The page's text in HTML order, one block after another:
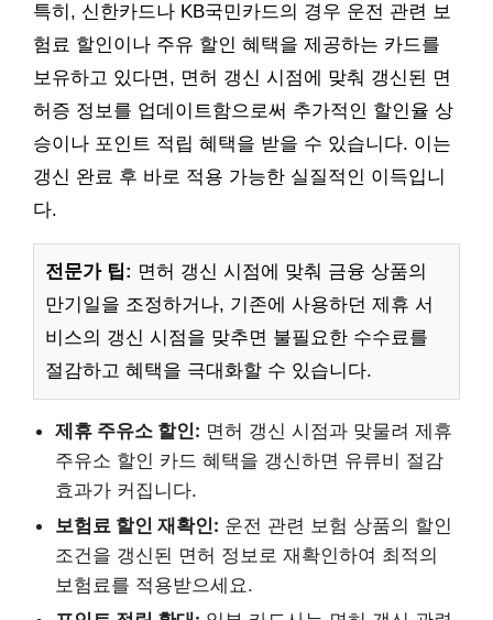
특히, 신한카드나 KB국민카드의 경우 운전 관련 보
험료 할인이나 주유 할인 혜택을 제공하는 카드를
보유하고 있다면, 면허 갱신 시점에 맞춰 갱신된 면
허증 정보를 업데이트함으로써 추가적인 할인율 상
승이나 포인트 적립 혜택을 받을 수 있습니다. 이는
갱신 완료 후 바로 적용 가능한 실질적인 이득입니
다.
전문가 팁: 면허 갱신 시점에 맞춰 금융 상품의
만기일을 조정하거나, 기존에 사용하던 제휴 서
비스의 갱신 시점을 맞추면 불필요한 수수료를
절감하고 혜택을 극대화할 수 있습니다.
제휴 주유소 할인: 면허 갱신 시점과 맞물려 제휴
주유소 할인 카드 혜택을 갱신하면 유류비 절감
효과가 커집니다.
보험료 할인 재확인: 운전 관련 보험 상품의 할인
조건을 갱신된 면허 정보로 재확인하여 최적의
보험료를 적용받으세요.